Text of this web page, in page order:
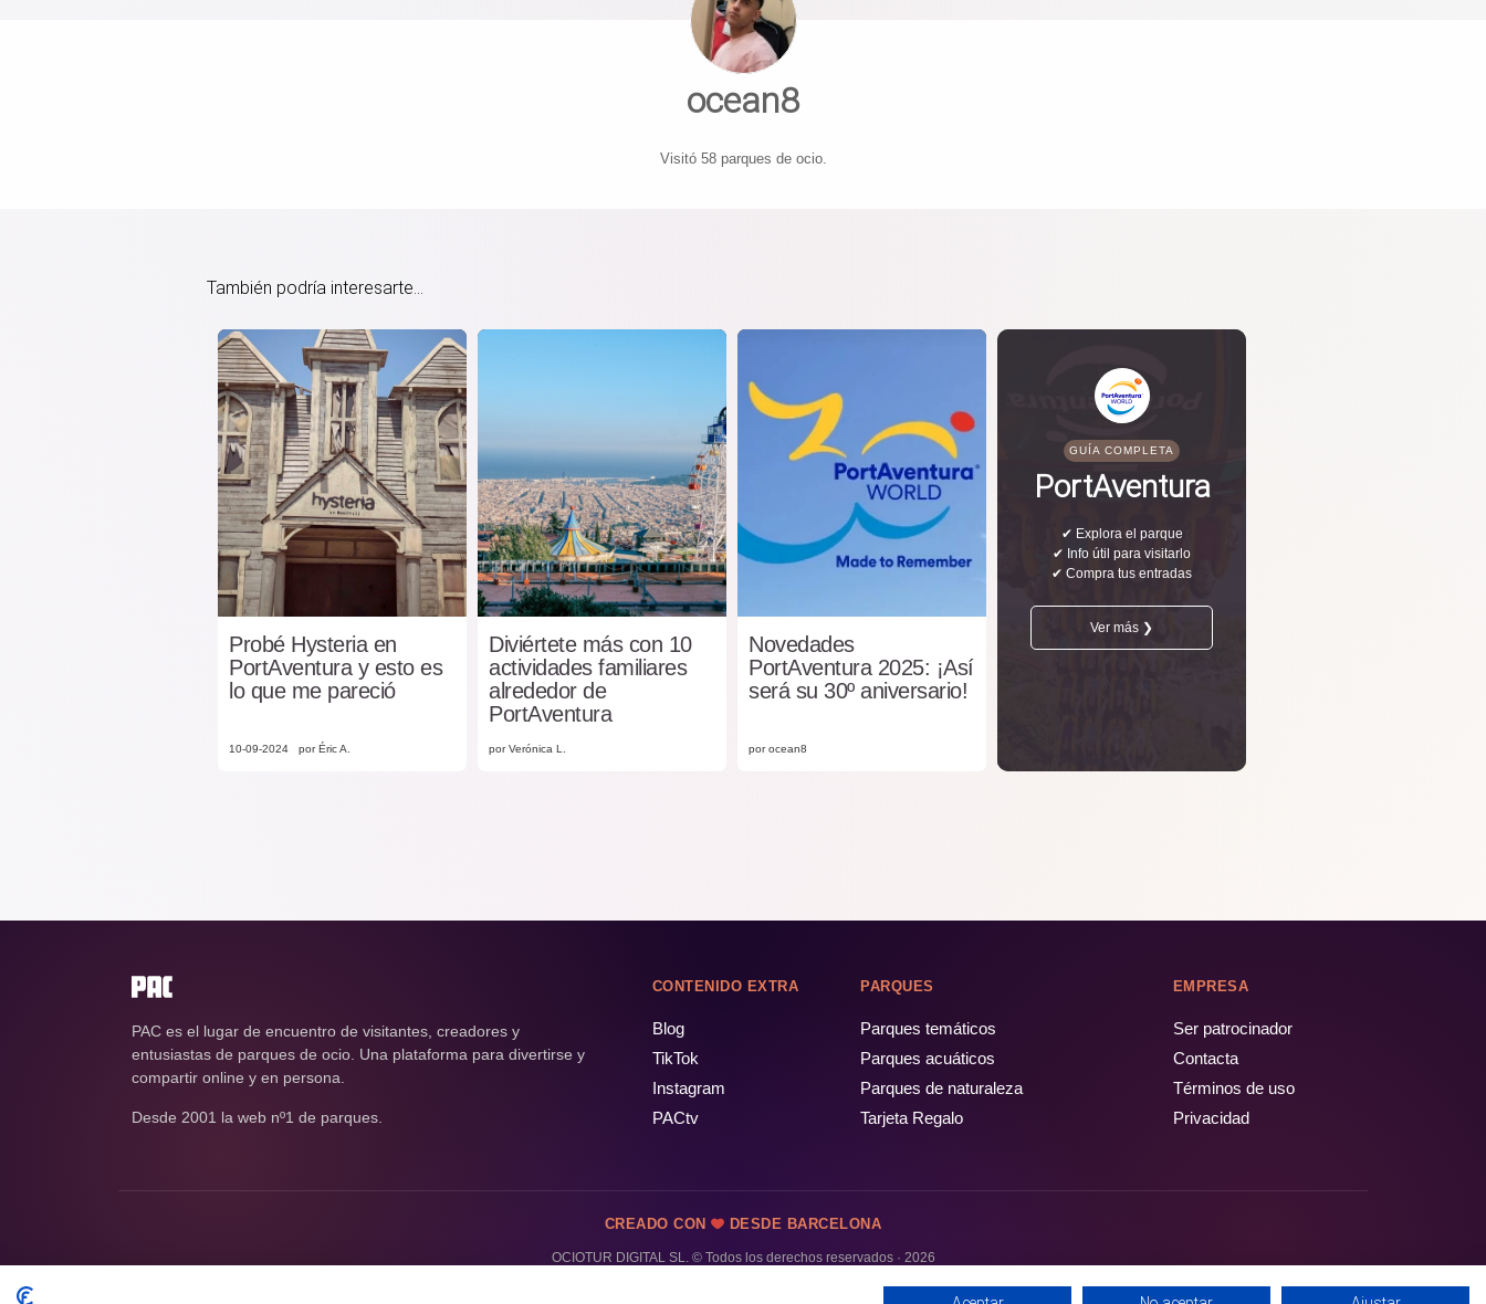
ocean8
Visitó 58 parques de ocio.
También podría interesarte...
Probé Hysteria en
PortAventura y esto es
lo que me pareció
10-09-2024 por Éric A.
Diviértete más con 10
actividades familiares
alrededor de
PortAventura
por Verónica L.
Novedades
PortAventura 2025: ¡Así
será su 30º aniversario!
por ocean8
GUÍA COMPLETA
PortAventura
✔ Explora el parque
✔ Info útil para visitarlo
✔ Compra tus entradas
Ver más ❯
PAC es el lugar de encuentro de visitantes, creadores y
entusiastas de parques de ocio. Una plataforma para divertirse y
compartir online y en persona.
Desde 2001 la web nº1 de parques.
CONTENIDO EXTRA
Blog
TikTok
Instagram
PACtv
PARQUES
Parques temáticos
Parques acuáticos
Parques de naturaleza
Tarjeta Regalo
EMPRESA
Ser patrocinador
Contacta
Términos de uso
Privacidad
CREADO CON DESDE BARCELONA
OCIOTUR DIGITAL SL. © Todos los derechos reservados · 2026